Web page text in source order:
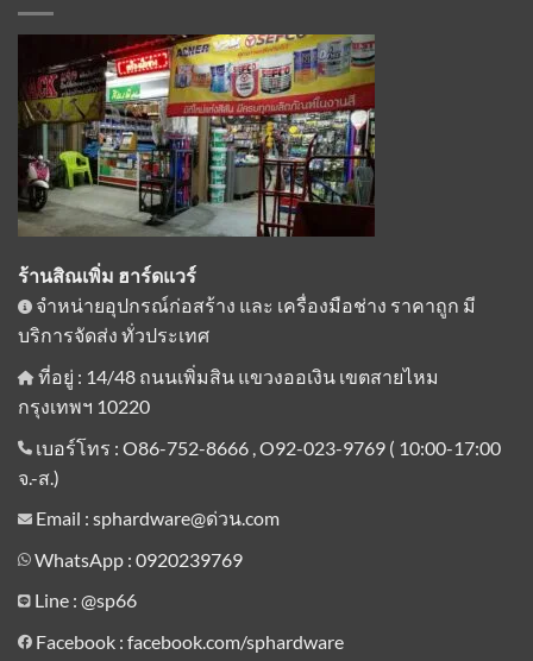
ร้านสิณเพิ่ม ฮาร์ดแวร์
จำหน่ายอุปกรณ์ก่อสร้าง และ เครื่องมือช่าง ราคาถูก มี
บริการจัดส่ง ทั่วประเทศ
ที่อยู่ : 14/48 ถนนเพิ่มสิน แขวงออเงิน เขตสายไหม
กรุงเทพฯ 10220
เบอร์โทร : O86-752-8666 , O92-023-9769 ( 10:00-17:00
จ.-ส.)
Email : sphardware@ด่วน.com
WhatsApp : 0920239769
Line : @sp66
Facebook : facebook.com/sphardware